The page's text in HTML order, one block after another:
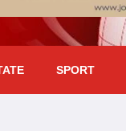
SPORT